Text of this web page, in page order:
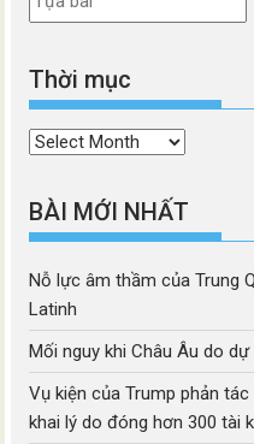
Thời mục
Thời
BÀI MỚI NHẤT
Nỗ lực âm thầm của Trung
Latinh
Mối nguy khi Châu Âu do
Vụ kiện của Trump phản
khai lý do đóng hơn 300 tài